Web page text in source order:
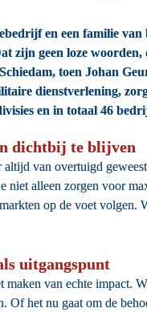
en een familie
zijn geen loze
toen Johan
dienstverlening,
en in totaal 46
dichtbij te blijven
van overtuigd
niet alleen zorgen voor
op de voet volgen.
uitgangspunt
maken van echte impact.
Of het nu gaat om de